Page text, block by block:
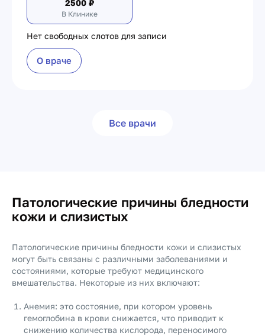
2500 ₽
В Клинике
Нет свободных слотов для записи
О враче
Все врачи
Патологические причины бледности
кожи и слизистых
Патологические причины бледности кожи и слизистых
могут быть связаны с различными заболеваниями и
состояниями, которые требуют медицинского
вмешательства. Некоторые из них включают:
Анемия: это состояние, при котором уровень
гемоглобина в крови снижается, что приводит к
снижению количества кислорода, переносимого